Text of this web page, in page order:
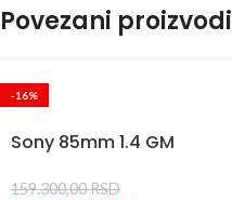
Povezani proizvodi
-16%
Sony 85mm 1.4 GM
159.300,00RSD